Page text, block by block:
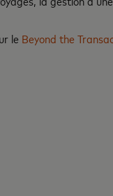
le Beyond the